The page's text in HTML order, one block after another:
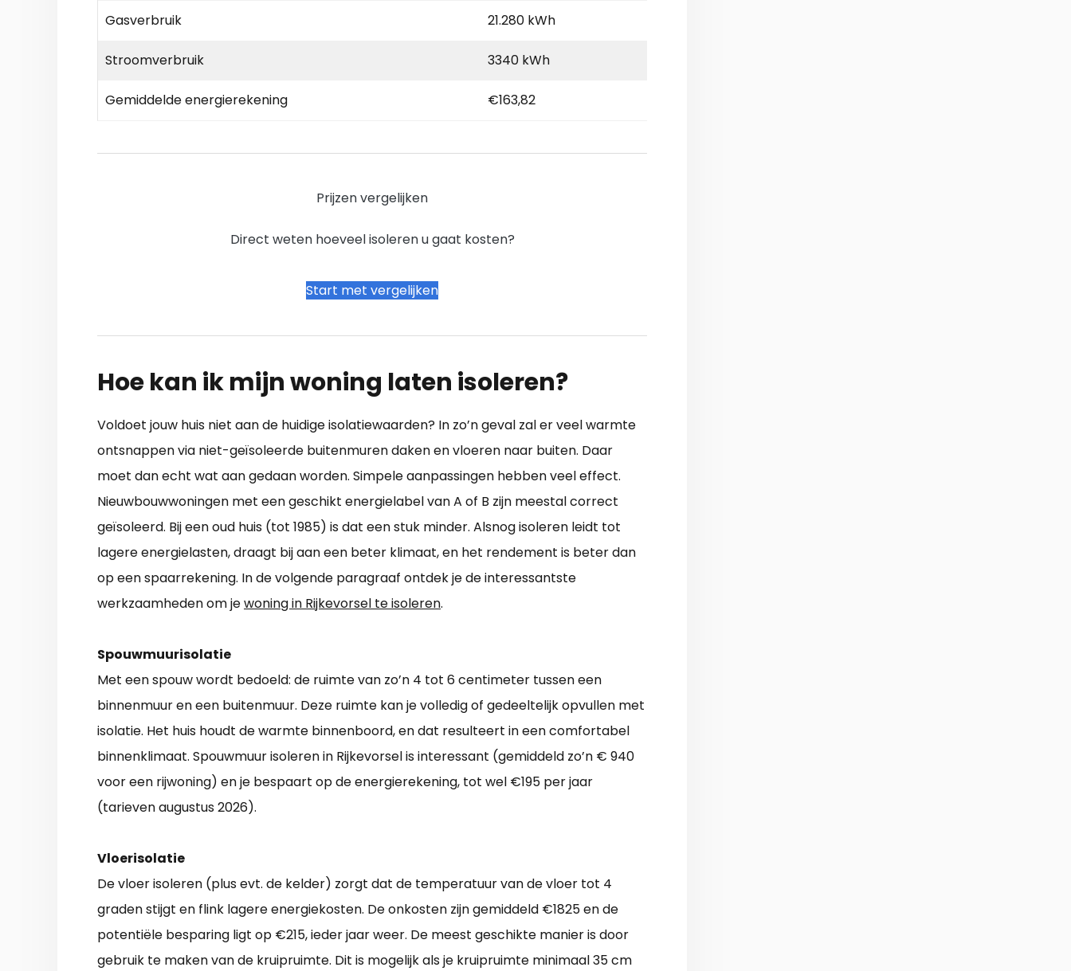
Gasverbruik 21.280 kWh
Stroomverbruik 3340 kWh
Gemiddelde energierekening €163,82
Prijzen vergelijken
Direct weten hoeveel isoleren u gaat kosten?
Start met vergelijken
Hoe kan ik mijn woning laten isoleren?
Voldoet jouw huis niet aan de huidige isolatiewaarden? In zo’n geval zal er veel warmte
ontsnappen via niet-geïsoleerde buitenmuren daken en vloeren naar buiten. Daar
moet dan echt wat aan gedaan worden. Simpele aanpassingen hebben veel effect.
Nieuwbouwwoningen met een geschikt energielabel van A of B zijn meestal correct
geïsoleerd. Bij een oud huis (tot 1985) is dat een stuk minder. Alsnog isoleren leidt tot
lagere energielasten, draagt bij aan een beter klimaat, en het rendement is beter dan
op een spaarrekening. In de volgende paragraaf ontdek je de interessantste
werkzaamheden om jewoning in Rijkevorsel te isoleren.
Spouwmuurisolatie
Met een spouw wordt bedoeld: de ruimte van zo’n 4 tot 6 centimeter tussen een
binnenmuur en een buitenmuur. Deze ruimte kan je volledig of gedeeltelijk opvullen met
isolatie. Het huis houdt de warmte binnenboord, en dat resulteert in een comfortabel
binnenklimaat. Spouwmuur isoleren in Rijkevorsel is interessant (gemiddeld zo’n € 940
voor een rijwoning) en je bespaart op de energierekening, tot wel €195 per jaar
(tarieven augustus 2026).
Vloerisolatie
De vloer isoleren (plus evt. de kelder) zorgt dat de temperatuur van de vloer tot 4
graden stijgt en flink lagere energiekosten. De onkosten zijn gemiddeld €1825 en de
potentiële besparing ligt op €215, ieder jaar weer. De meest geschikte manier is door
gebruik te maken van de kruipruimte. Dit is mogelijk als je kruipruimte minimaal 35 cm